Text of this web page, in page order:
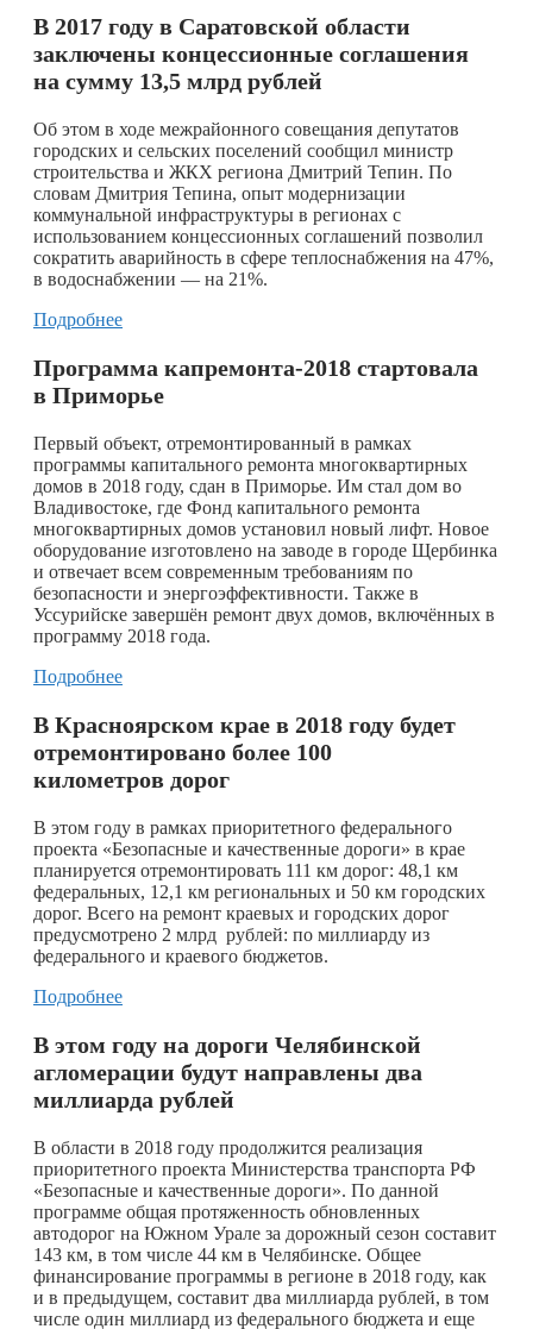
В 2017 году в Саратовской области
заключены концессионные соглашения
на сумму 13,5 млрд рублей
Об этом в ходе межрайонного совещания депутатов
городских и сельских поселений сообщил министр
строительства и ЖКХ региона Дмитрий Тепин. По
словам Дмитрия Тепина, опыт модернизации
коммунальной инфраструктуры в регионах с
использованием концессионных соглашений позволил
сократить аварийность в сфере теплоснабжения на 47%,
в водоснабжении — на 21%.
Подробнее
Программа капремонта-2018 стартовала
в Приморье
Первый объект, отремонтированный в рамках
программы капитального ремонта многоквартирных
домов в 2018 году, сдан в Приморье. Им стал дом во
Владивостоке, где Фонд капитального ремонта
многоквартирных домов установил новый лифт. Новое
оборудование изготовлено на заводе в городе Щербинка
и отвечает всем современным требованиям по
безопасности и энергоэффективности. Также в
Уссурийске завершён ремонт двух домов, включённых в
программу 2018 года.
Подробнее
В Красноярском крае в 2018 году будет
отремонтировано более 100
километров дорог
В этом году в рамках приоритетного федерального
проекта «Безопасные и качественные дороги» в крае
планируется отремонтировать 111 км дорог: 48,1 км
федеральных, 12,1 км региональных и 50 км городских
дорог. Всего на ремонт краевых и городских дорог
предусмотрено 2 млрд рублей: по миллиарду из
федерального и краевого бюджетов.
Подробнее
В этом году на дороги Челябинской
агломерации будут направлены два
миллиарда рублей
В области в 2018 году продолжится реализация
приоритетного проекта Министерства транспорта РФ
«Безопасные и качественные дороги». По данной
программе общая протяженность обновленных
автодорог на Южном Урале за дорожный сезон составит
143 км, в том числе 44 км в Челябинске. Общее
финансирование программы в регионе в 2018 году, как
и в предыдущем, составит два миллиарда рублей, в том
числе один миллиард из федерального бюджета и еще